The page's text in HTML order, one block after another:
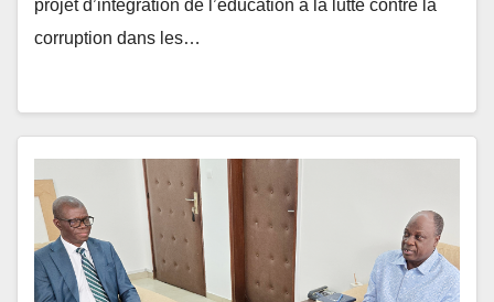
corruption dans les…